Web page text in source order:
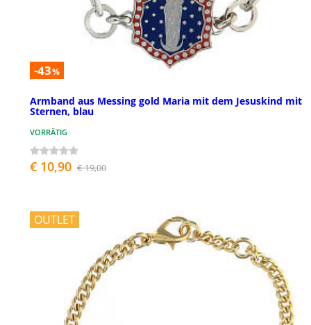
-43%
Armband aus Messing gold Maria mit dem Jesuskind mit
Sternen, blau
VORRÄTIG
€ 10,90 € 19,00
OUTLET